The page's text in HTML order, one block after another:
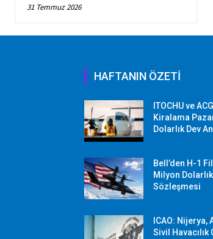
31 Temmuz 2026
HAFTANIN ÖZETİ
ITOCHU ve
Kiralama
Dolarlık Dev
Bell’den H-1
Milyon
Sözleşmesi
ICAO: Nijerya,
Sivil